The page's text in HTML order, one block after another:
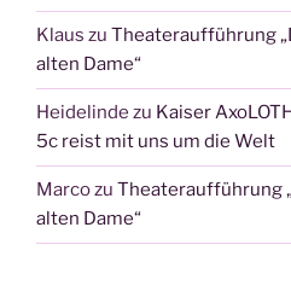
Klaus zu Theateraufführung
alten Dame“
Heidelinde zu Kaiser
5c reist mit uns um die Welt
Marcozu Theateraufführung
alten Dame“